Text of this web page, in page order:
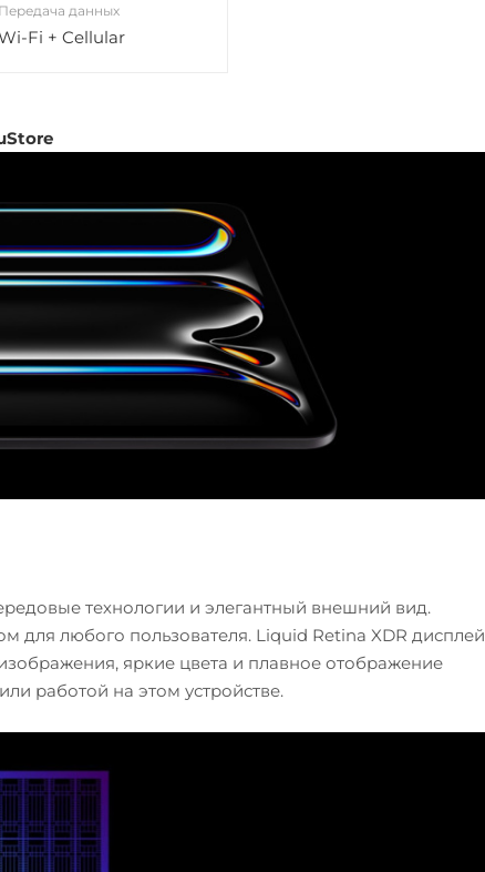
технологии и элегантный внешний вид.
для любого пользователя. Liquid Retina XDR дисплей
яркие цвета и плавное отображение
работой на этом устройстве.
Передача данных
Fi + Cellular